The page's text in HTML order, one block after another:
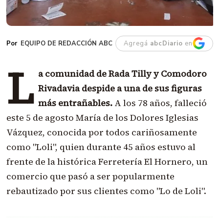
EQUIPO DE REDACCIÓN ABC Agregá abcDiario en
L a comunidad de Rada Tilly y Comodoro
Rivadavia despide a una de sus figuras
más entrañables.A los 78 años, falleció
este 5 de agosto María de los Dolores Iglesias
Vázquez, conocida por todos cariñosamente
como "Loli", quien durante 45 años estuvo al
frente de la histórica Ferretería El Hornero, un
comercio que pasó a ser popularmente
rebautizado por sus clientes como "Lo de Loli".